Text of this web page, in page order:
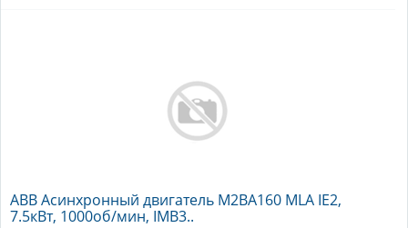
ABB Асинхронный двигатель M2BA160 MLA IE2,
7.5кВт, 1000об/мин, IMB3..